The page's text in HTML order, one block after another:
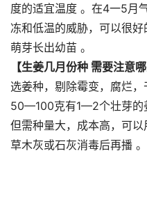
度的适宜温度 。在4一5月
冻和低温的威胁，可以很
萌芽长出幼苗 。
【生姜几月份种 需要注意哪
选姜种，剔除霉变，腐烂
50—100克有1—2个壮芽的
但需种量大，成本高，可
草木灰或石灰消毒后再播 。